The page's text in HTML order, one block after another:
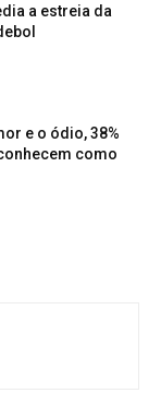
a estreia da
e o ódio, 38%
como